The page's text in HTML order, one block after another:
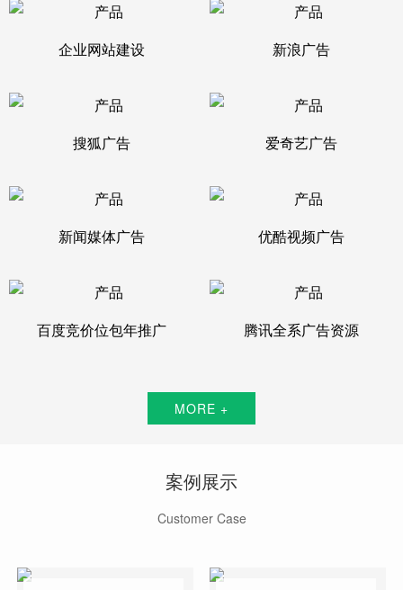
企业网站建设 新浪广告
搜狐广告 爱奇艺广告
新闻媒体广告 优酷视频广告
百度竞价位包年推广 腾讯全系广告资源
MORE +
案例展示
Customer Case